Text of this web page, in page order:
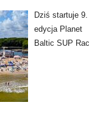
Dziś startuje 9.
edycja Planet
Baltic SUP